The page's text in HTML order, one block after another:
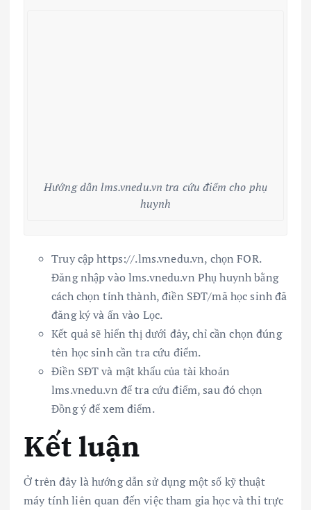
Hướng dẫn lms.vnedu.vn tra cứu điểm cho phụ
huynh
Truy cập https://.lms.vnedu.vn, chọn FOR.
Đăng nhập vào lms.vnedu.vn Phụ huynh bằng
cách chọn tỉnh thành, điền SĐT/mã học sinh đã
đăng ký và ấn vào Lọc.
Kết quả sẽ hiển thị dưới đây, chỉ cần chọn đúng
tên học sinh cần tra cứu điểm.
Điền SĐT và mật khẩu của tài khoản
lms.vnedu.vn để tra cứu điểm, sau đó chọn
Đồng ý để xem điểm.
Kết luận
Ở trên đây là hướng dẫn sử dụng một số kỹ thuật
máy tính liên quan đến việc tham gia học và thi trực